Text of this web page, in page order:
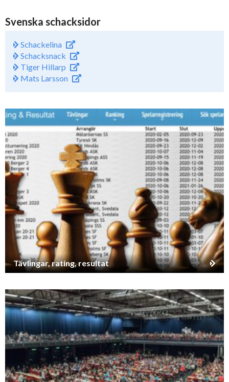
Svenska schacksidor
Schackelina
Schacksnack
Tiger Hillarp
Mats Larsson
Tävlingar, rating, resultat